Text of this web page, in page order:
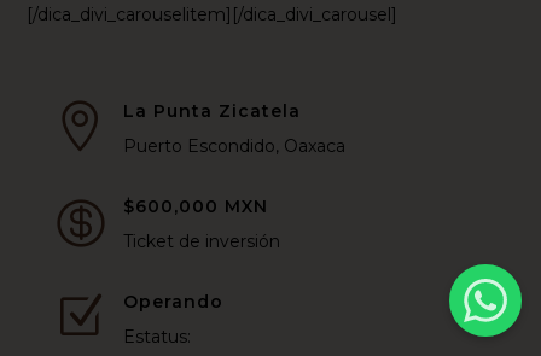
[/dica_divi_carouselitem][/dica_divi_carousel]

La Punta Zicatela
Puerto Escondido, Oaxaca

$600,000 MXN
Ticket de inversión
Z
Operando
Estatus: